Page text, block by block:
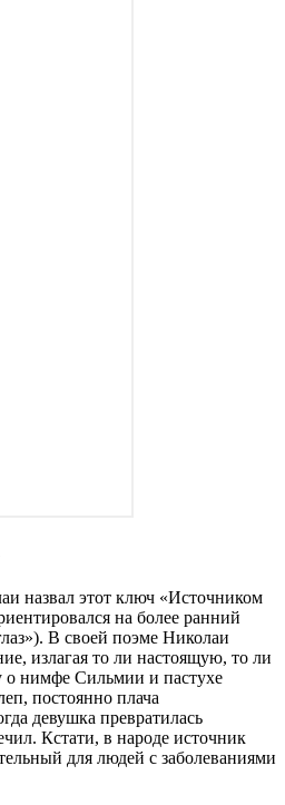
назвал этот ключ «Источником
на более ранний
В своей поэме Николаи
излагая то ли настоящую, то ли
нимфе Сильмии и пастухе
постоянно плача
девушка превратилась
Кстати, в народе источник
для людей с заболеваниями